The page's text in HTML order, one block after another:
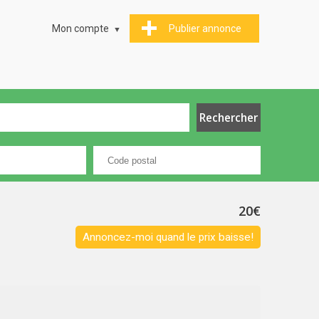
Publier annonce
Mon compte
20€
Annoncez-moi quand le prix baisse!